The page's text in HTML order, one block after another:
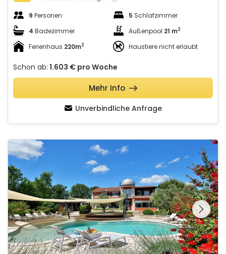
9 Personen 5 Schlafzimmer
4 Badezimmer Außenpool 21 m2
Ferienhaus 220m2 Haustiere nicht erlaubt
Schon ab: 1.603 € pro Woche
Unverbindliche Anfrage
Mehr Info
Villa Omo
Schauen Sie sich die
gesamte Galerie